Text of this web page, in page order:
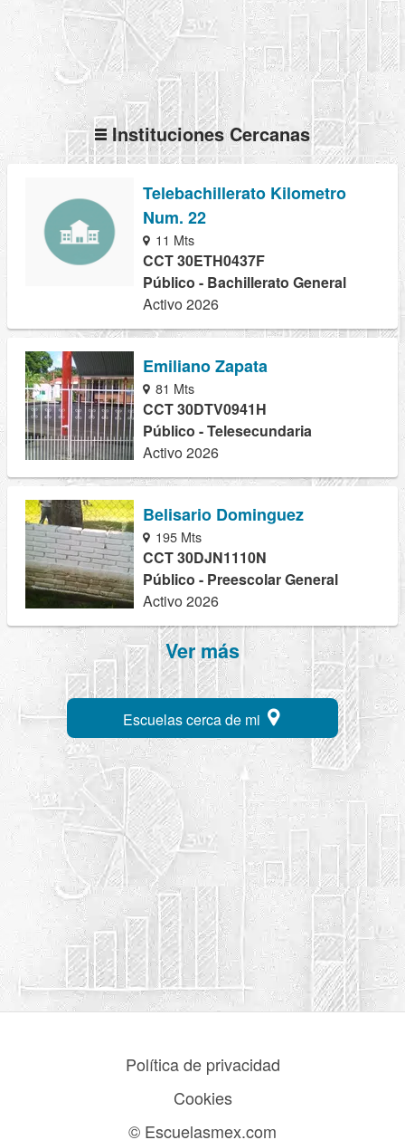
Instituciones Cercanas
Telebachillerato Kilometro
Num. 22
11 Mts
CCT 30ETH0437F
Público - Bachillerato General
Activo 2026
Emiliano Zapata
81 Mts
CCT 30DTV0941H
Público - Telesecundaria
Activo 2026
Belisario Dominguez
195 Mts
CCT 30DJN1110N
Público - Preescolar General
Activo 2026
Ver más
Escuelas cerca de mi
Política de privacidad
Cookies
© Escuelasmex.com